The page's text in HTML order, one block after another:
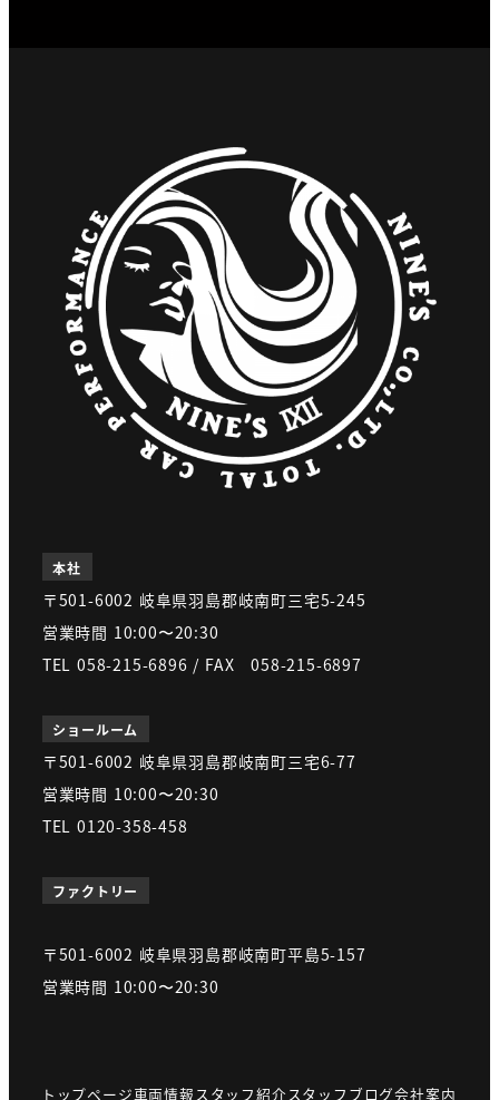
本社
〒501-6002 岐阜県羽島郡岐南町三宅5-245
営業時間 10:00〜20:30
TEL 058-215-6896 / FAX 058-215-6897
ショールーム
〒501-6002 岐阜県羽島郡岐南町三宅6-77
営業時間 10:00〜20:30
TEL 0120-358-458
ファクトリー
〒501-6002 岐阜県羽島郡岐南町平島5-157
営業時間 10:00〜20:30
トップページ車両情報 スタッフ紹介 スタッフブログ会社案内